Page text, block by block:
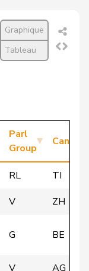
Graphique
Tableau
Parl
Group
Canton
RL
TI
V ZH
G BE
V
AG